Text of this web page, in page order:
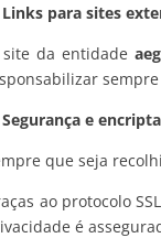
Links para sites
site da entidade
e
que seja
ao protocolo
é